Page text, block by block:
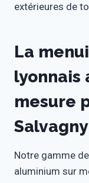
extérieures de
La
lyonnais
mesure
Salvagny
Notre gamme
aluminium sur